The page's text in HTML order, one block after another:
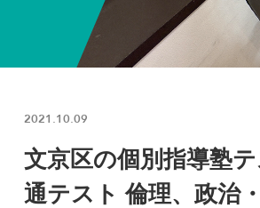
2021.10.09
文京区の個別指導塾
通テスト 倫理、政治